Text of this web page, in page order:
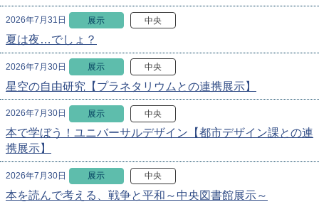
2026年7月31日 展示 中央
夏は夜…でしょ？
2026年7月30日 展示 中央
星空の自由研究【プラネタリウムとの連携展示】
2026年7月30日 展示 中央
本で学ぼう！ユニバーサルデザイン【都市デザイン課との連
携展示】
2026年7月30日 展示 中央
本を読んで考える、戦争と平和～中央図書館展示～